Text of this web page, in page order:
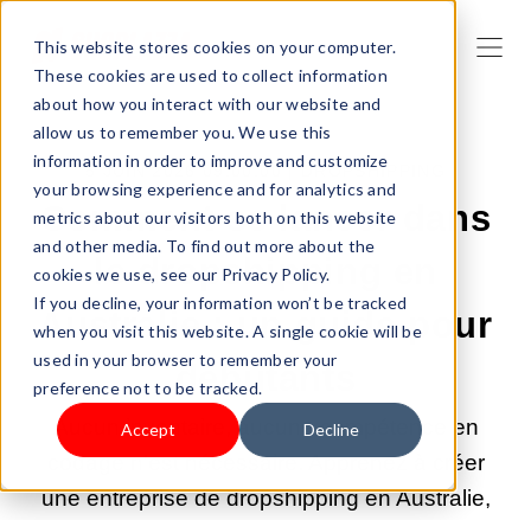
This website stores cookies on your computer.
These cookies are used to collect information
about how you interact with our website and
allow us to remember you. We use this
information in order to improve and customize
your browsing experience and for analytics and
metrics about our visitors both on this website
and other media. To find out more about the
cookies we use, see our Privacy Policy.
If you decline, your information won’t be tracked
when you visit this website. A single cookie will be
used in your browser to remember your
preference not to be tracked.
Accept Decline
5 JUIN 2026 09:00:00 |DROPSHIPPING
Comment se lancer dans
le dropshipping en
Australie : un guide pour
débutants
Aucun inventaire, aucune compétence en
codage n'est nécessaire. Apprenez à créer
une entreprise de dropshipping en Australie,